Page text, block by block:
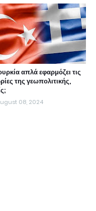
απλά εφαρμόζει τις
της γεωπολιτικής,
08, 2024